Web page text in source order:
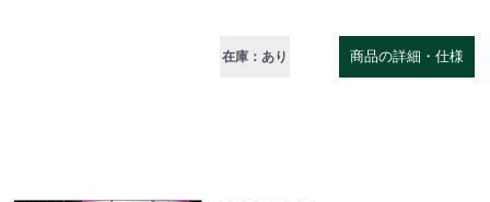
在庫：あり 商品の詳細・仕様